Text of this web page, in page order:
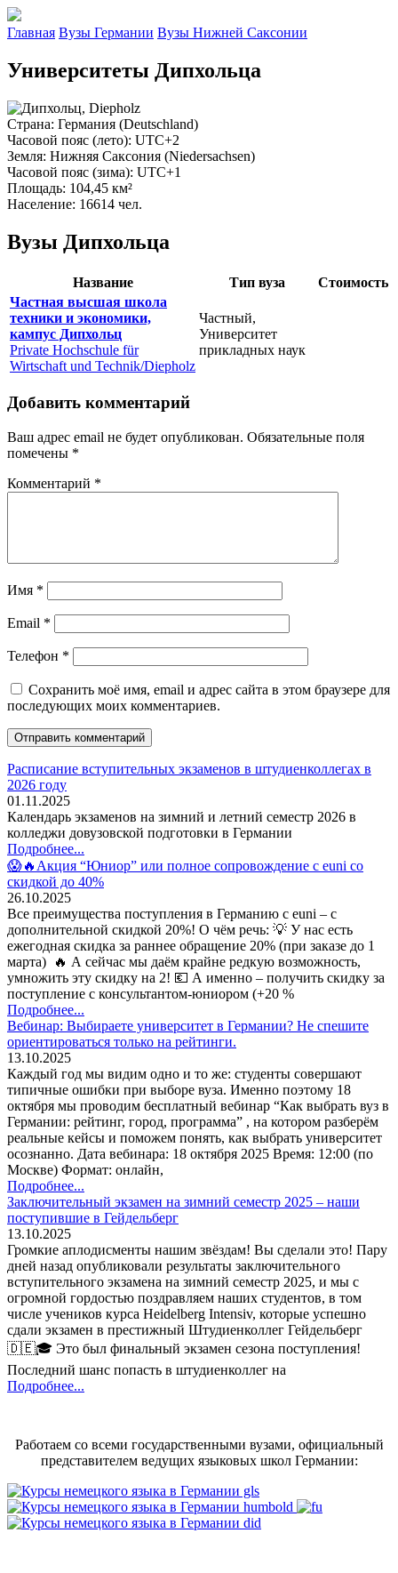
Главная Вузы Германии Вузы Нижней Саксонии
Университеты Дипхольца
Страна: Германия (Deutschland)
Часовой пояс (лето): UTC+2
Земля: Нижняя Саксония (Niedersachsen)
Часовой пояс (зима): UTC+1
Площадь: 104,45 км²
Население: 16614 чел.
Вузы Дипхольца
Название Тип вуза
Стоимость
Частная высшая школа
техники и экономики,
кампус Дипхольц
Private Hochschule für
Wirtschaft und Technik/Diepholz
Частный,
Университет
прикладных наук
Добавить комментарий
Ваш адрес email не будет опубликован. Обязательные поля
помечены *
Комментарий *
Имя *
Email *
Телефон *
Сохранить моё имя, email и адрес сайта в этом браузере для
последующих моих комментариев.
Расписание вступительных экзаменов в штудиенколлегах в
2026 году
01.11.2025
Календарь экзаменов на зимний и летний семестр 2026 в
колледжи довузовской подготовки в Германии
Подробнее...
😱🔥Акция “Юниор” или полное сопровождение с euni со
скидкой до 40%
26.10.2025
Все преимущества поступления в Германию с euni – с
дополнительной скидкой 20%! О чём речь: 💡 У нас есть
ежегодная скидка за раннее обращение 20% (при заказе до 1
марта) 🔥 А сейчас мы даём крайне редкую возможность,
умножить эту скидку на 2! 💶 А именно – получить скидку за
поступление с консультантом-юниором (+20 %
Подробнее...
Вебинар: Выбираете университет в Германии? Не спешите
ориентироваться только на рейтинги.
13.10.2025
Каждый год мы видим одно и то же: студенты совершают
типичные ошибки при выборе вуза. Именно поэтому 18
октября мы проводим бесплатный вебинар “Как выбрать вуз в
Германии: рейтинг, город, программа” , на котором разберём
реальные кейсы и поможем понять, как выбрать университет
осознанно. Дата вебинара: 18 октября 2025 Время: 12:00 (по
Москве) Формат: онлайн,
Подробнее...
Заключительный экзамен на зимний семестр 2025 – наши
поступившие в Гейдельберг
13.10.2025
Громкие аплодисменты нашим звёздам! Вы сделали это! Пару
дней назад опубликовали результаты заключительного
вступительного экзамена на зимний семестр 2025, и мы с
огромной гордостью поздравляем наших студентов, в том
числе учеников курса Heidelberg Intensiv, которые успешно
сдали экзамен в престижный Штудиенколлег Гейдельберг
🇩🇪🎓 Это был финальный экзамен сезона поступления!
Последний шанс попасть в штудиенколлег на
Подробнее...
Работаем со всеми государственными вузами, официальный
представителем ведущих языковых школ Германии: